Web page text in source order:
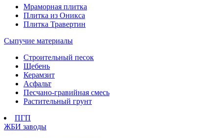
Мраморная плитка
Плитка из Оникса
Плитка Травертин
Сыпучие материалы
Строительный песок
Щебень
Керамзит
Асфальт
Песчано-гравийная смесь
Растительный грунт
ПГП
ЖБИ заводы